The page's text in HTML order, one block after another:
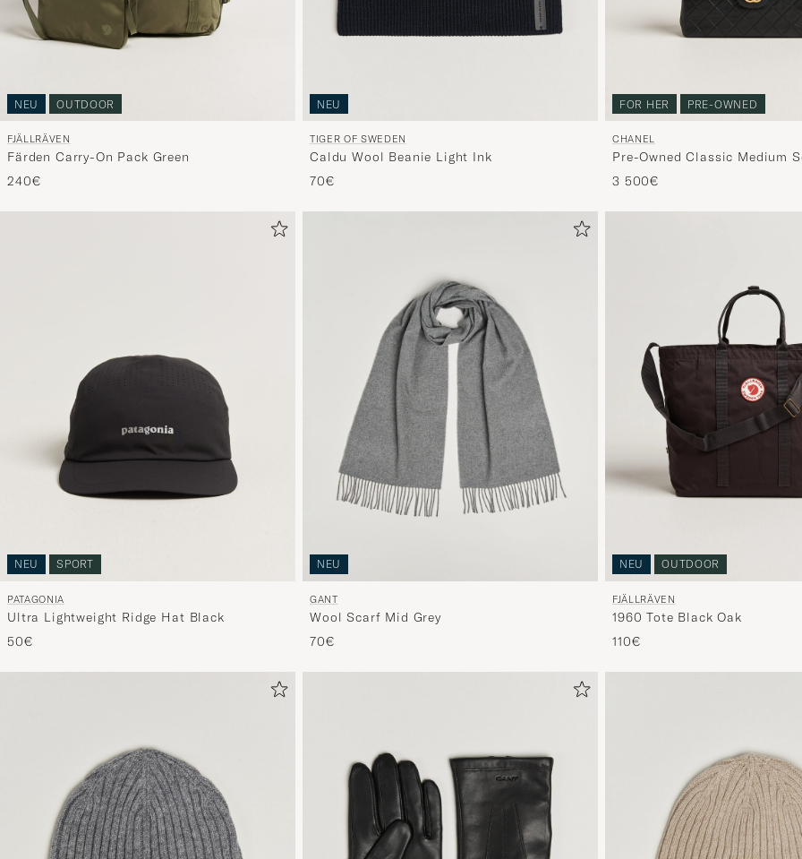
NEU OUTDOOR
FJÄLLRÄVEN
Färden Carry-On Pack Green
240€
NEU
TIGER OF SWEDEN
Caldu Wool Beanie Light Ink
70€
FOR HER PRE-OWNED
CHANEL
Pre-Owned Classic Medium
Flap Bag Lambskin Black
3 500€
NEU SPORT
PATAGONIA
Ultra Lightweight Ridge Hat Black
50€
NEU
GANT
Wool Scarf Mid Grey
70€
NEU OUTDOOR
FJÄLLRÄVEN
1960 Tote Black Oak
110€